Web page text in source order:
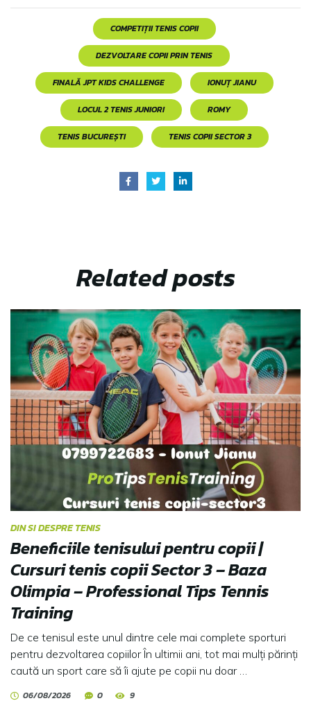
COMPETIȚII TENIS COPII
DEZVOLTARE COPII PRIN TENIS
FINALĂ JPT KIDS CHALLENGE IONUȚ JIANU
LOCUL 2 TENIS JUNIORI ROMY
TENIS BUCUREȘTI TENIS COPII SECTOR 3
Relatedposts
DIN SI DESPRE TENIS
Beneficiile tenisului pentru copii |
Cursuri tenis copii Sector 3 – Baza
Olimpia – Professional Tips Tennis
Training
De ce tenisul este unul dintre cele mai complete sporturi
pentru dezvoltarea copiilor În ultimii ani, tot mai mulți părinți
caută un sport care să îi ajute pe copii nu doar …
06/08/2026 0 9